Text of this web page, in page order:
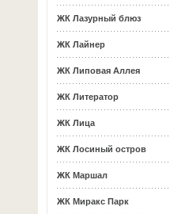
ЖК Лазурный блюз
ЖК Лайнер
ЖК Липовая Аллея
ЖК Литератор
ЖК Лица
ЖК Лосиный остров
ЖК Маршал
ЖК Миракс Парк